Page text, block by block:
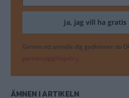
Genom att anmäla dig godkänner du
personuppgiftspolicy.
ÄMNEN I ARTIKELN